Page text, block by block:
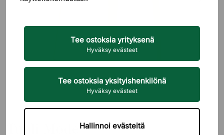
Tee ostoksia yrityksenä
Hyväksy evästeet
Tee ostoksia yksityishenkilönä
Hyväksy evästeet
Hallinnoi evästeitä
BRIZLEY